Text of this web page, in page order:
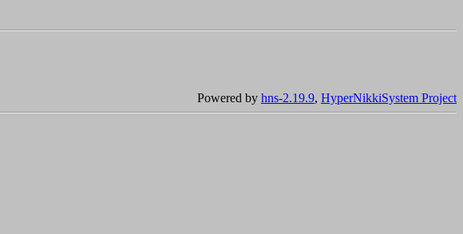
Powered by hns-2.19.9, HyperNikkiSystem Project